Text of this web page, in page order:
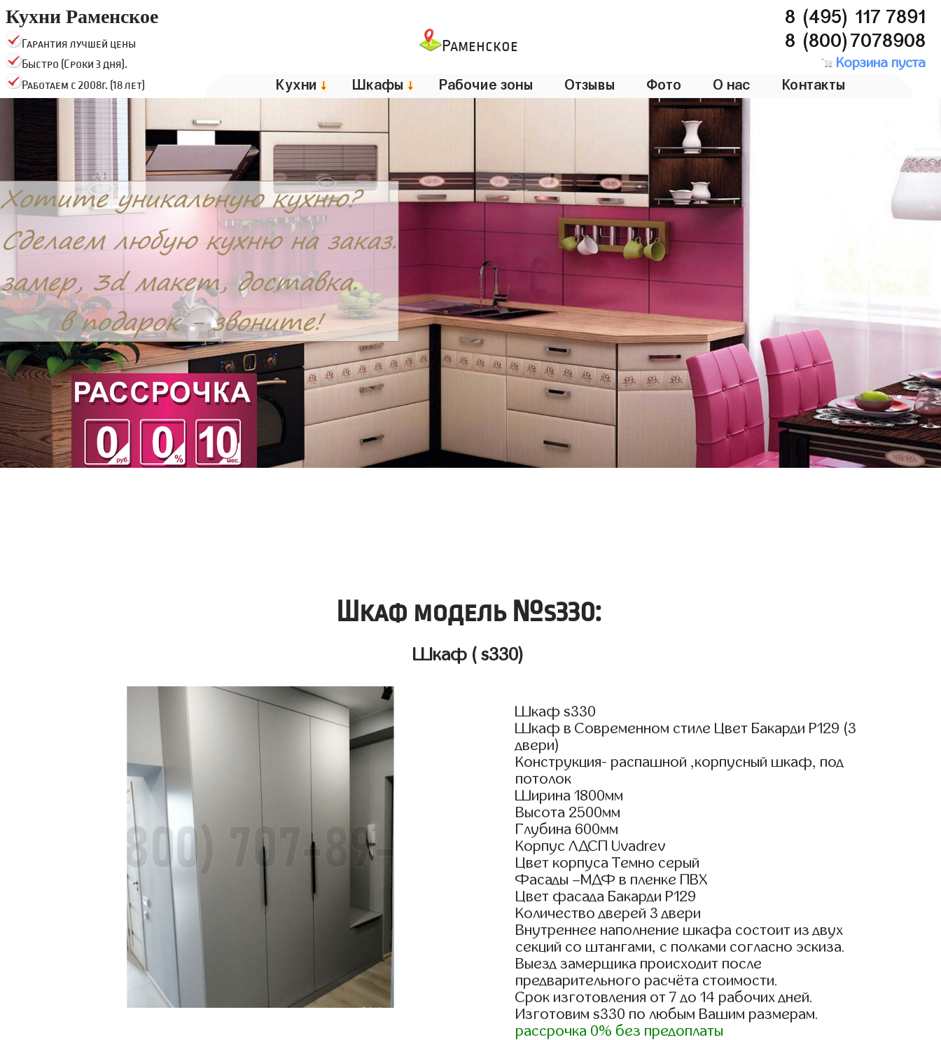
Кухни Раменское
Гарантия лучшей цены
Быстро (Сроки 3 дня).
Работаем с 2008г. (18 лет)
Раменское
8 (495) 117 7891
8 (800)7078908
Корзина пуста
Кухни ↓ Шкафы ↓ Рабочие зоны Отзывы Фото О нас Контакты
Шкаф модель №s330:
Шкаф ( s330)
Шкаф s330
Шкаф в Современном стиле Цвет Бакарди Р129 (3
двери)
Конструкция- распашной ,корпусный шкаф, под
потолок
Ширина 1800мм
Высота 2500мм
Глубина 600мм
Корпус ЛДСП Uvadrev
Цвет корпуса Темно серый
Фасады –МДФ в пленке ПВХ
Цвет фасада Бакарди Р129
Количество дверей 3 двери
Внутреннее наполнение шкафа состоит из двух
секций со штангами, с полками согласно эскиза.
Выезд замерщика происходит после
предварительного расчёта стоимости.
Срок изготовления от 7 до 14 рабочих дней.
Изготовим s330 по любым Вашим размерам.
рассрочка 0% без предоплаты